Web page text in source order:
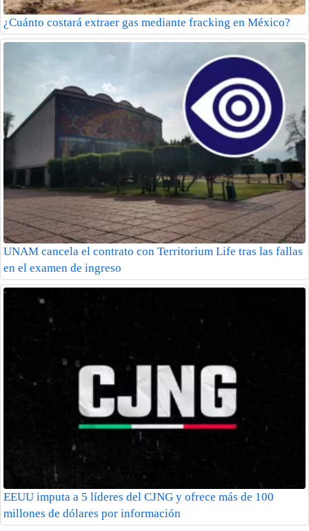
¿Cuánto costará extraer gas mediante fracking en México?
UNAM cancela el contrato con Territorium Life tras las fallas
en el examen de ingreso
EEUU imputa a 5 líderes del CJNG y ofrece más de 100
millones de dólares por información